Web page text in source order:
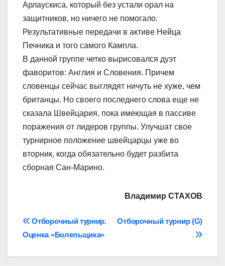
Арлаускиса, который без устали орал на
защитников, но ничего не помогало.
Результативные передачи в активе Нейца
Печника и того самого Кампла.
В данной группе четко вырисовался дуэт
фаворитов: Англия и Словения. Причем
словенцы сейчас выглядят ничуть не хуже, чем
британцы. Но своего последнего слова еще не
сказала Швейцария, пока имеющая в пассиве
поражения от лидеров группы. Улучшат свое
турнирное положение швейцарцы уже во
вторник, когда обязательно будет разбита
сборная Сан-Марино.
Владимир СТАХОВ
Навігація
записів
Отборочный турнир (G)
Отборочный турнир.
Оценка «Болельщика»